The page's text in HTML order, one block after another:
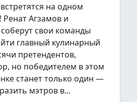
на одном
Агзамов и
свои команды
главный кулинарный
претендентов,
но победителем в этом
станет только один —
мэтров в...